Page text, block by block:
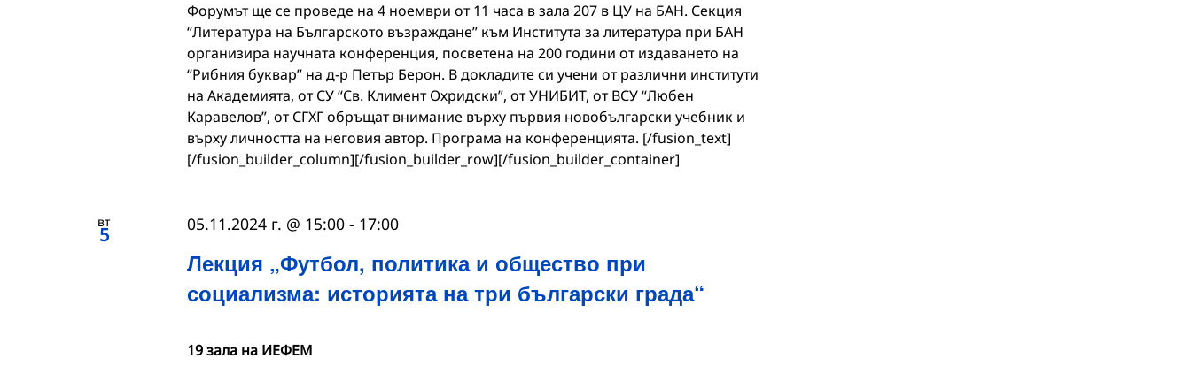
Форумът ще се проведе на 4 ноември от 11 часа в зала 207 в ЦУ на БАН. Секция
“Литература на Българското възраждане” към Института за литература при БАН
организира научната конференция, посветена на 200 години от издаването на
“Рибния буквар” на д-р Петър Берон. В докладите си учени от различни институти
на Академията, от СУ “Св. Климент Охридски”, от УНИБИТ, от ВСУ “Любен
Каравелов”, от СГХГ обръщат внимание върху първия новобългарски учебник и
върху личността на неговия автор. Програма на конференцията. [/fusion_text]
[/fusion_builder_column][/fusion_builder_row][/fusion_builder_container]
вт
5
Лекция „Футбол, политика и общество при
социализма: историята на три български града“
05.11.2024 г. @ 15:00- 17:00
19 зала на ИЕФЕМ